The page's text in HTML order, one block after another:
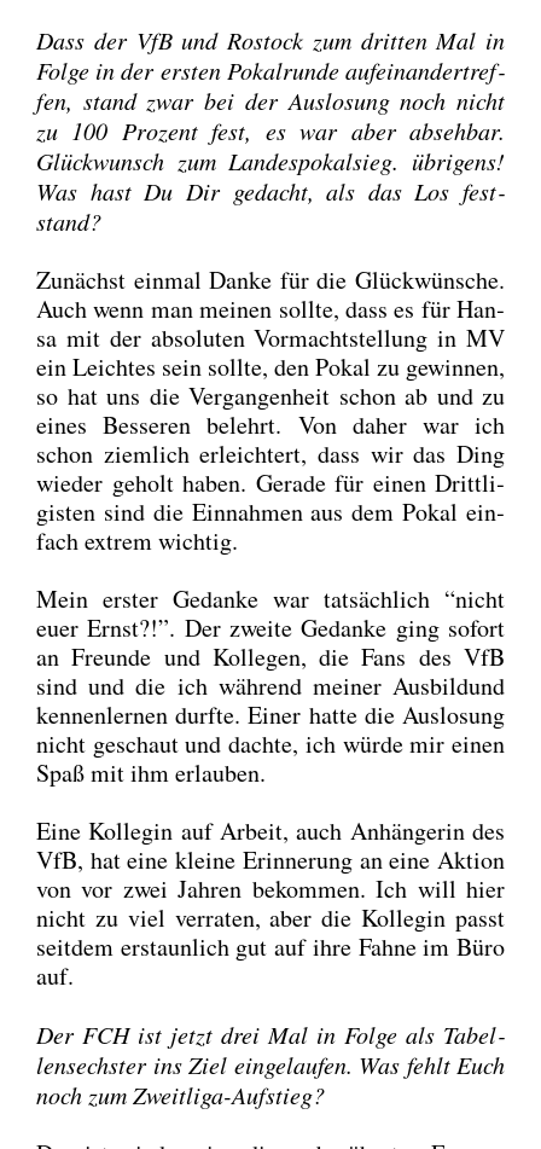
Dass der VfB und Ros­tock zum drit­ten Mal in
Fol­ge in der ers­ten Pokal­run­de auf­ein­an­der­tref­
fen, stand zwar bei der Aus­lo­sung noch nicht
zu 100 Pro­zent fest, es war aber abseh­bar.
Glück­wunsch zum Lan­des­po­kal­sieg. übri­gens!
Was hast Du Dir gedacht, als das Los fest­
stand?
Zunächst ein­mal Dan­ke für die Glück­wün­sche.
Auch wenn man mei­nen soll­te, dass es für Han­
sa mit der abso­lu­ten Vor­macht­stel­lung in MV
ein Leich­tes sein soll­te, den Pokal zu gewin­nen,
so hat uns die Ver­gan­gen­heit schon ab und zu
eines Bes­se­ren belehrt. Von daher war ich
schon ziem­lich erleich­tert, dass wir das Ding
wie­der geholt haben. Gera­de für einen Dritt­li­
gis­ten sind die Ein­nah­men aus dem Pokal ein­
fach extrem wich­tig.
Mein ers­ter Gedan­ke war tat­säch­lich “nicht
euer Ernst?!”. Der zwei­te Gedan­ke ging sofort
an Freun­de und Kol­le­gen, die Fans des VfB
sind und die ich wäh­rend mei­ner Aus­bild­und
ken­nen­ler­nen durf­te. Einer hat­te die Aus­lo­sung
nicht geschaut und dach­te, ich wür­de mir einen
Spaß mit ihm erlau­ben.
Eine Kol­le­gin auf Arbeit, auch Anhän­ge­rin des
VfB, hat eine klei­ne Erin­ne­rung an eine Akti­on
von vor zwei Jah­ren bekom­men. Ich will hier
nicht zu viel ver­ra­ten, aber die Kol­le­gin passt
seit­dem erstaun­lich gut auf ihre Fah­ne im Büro
auf.
Der FCH ist jetzt drei Mal in Fol­ge als Tabel­
len­sechs­ter ins Ziel ein­ge­lau­fen. Was fehlt Euch
noch zum Zweit­li­ga-Auf­stieg?